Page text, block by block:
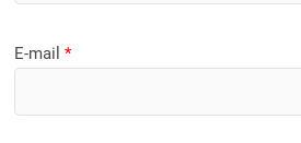
E-mail*